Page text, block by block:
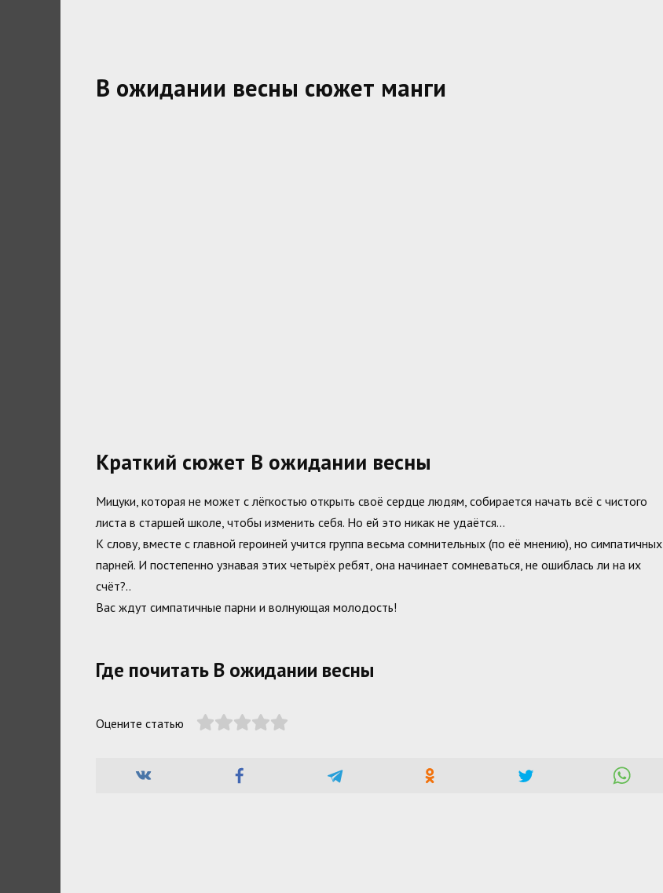
В ожидании весны сюжет манги
Краткий сюжет В ожидании весны
Мицуки, которая не может с лёгкостью открыть своё сердце людям, собирается начать всё с чистого
листа в старшей школе, чтобы изменить себя. Но ей это никак не удаётся…
К слову, вместе с главной героиней учится группа весьма сомнительных (по её мнению), но симпатичных
парней. И постепенно узнавая этих четырёх ребят, она начинает сомневаться, не ошиблась ли на их
счёт?..
Вас ждут симпатичные парни и волнующая молодость!
Где почитать В ожидании весны
Оцените статью